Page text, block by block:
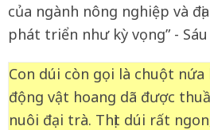
của ngành nông nghiệp và
phát triển như kỳ vọng” -
Con dúi còn gọi là chuột
động vật hoang dã được
nuôi đại trà. Thịt dúi rất